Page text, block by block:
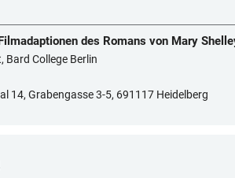
des Romans von Mary
Bard College Berlin
14, Grabengasse 3-5, 691117 Heidelberg